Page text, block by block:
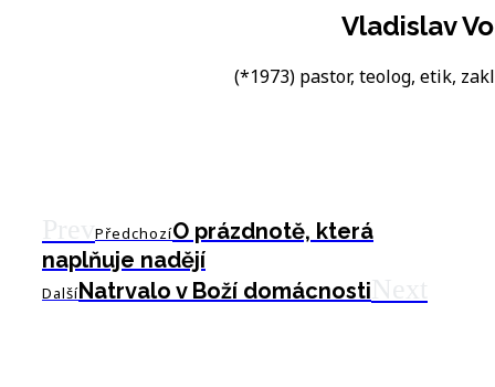
Vladislav
(*1973) pastor, teolog, etik,
PředchozíO prázdnotě, která
naplňuje nadějí
DalšíNatrvalo v Boží domácnosti